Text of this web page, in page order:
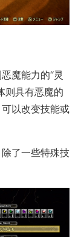
魔能力的“灵
则具有恶魔的
以改变技能或
了一些特殊技